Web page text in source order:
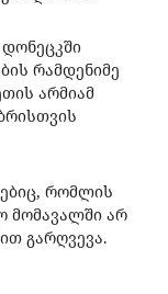
რამდენიმე
არმიამ
რომლის
მომავალში არ
გარღვევა.